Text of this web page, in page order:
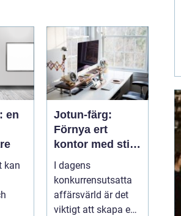
en
kan
Jotun-färg:
Förnya ert
kontor med stil
och enkelhet
I dagens
konkurrensutsatta
affärsvärld är det
viktigt att skapa en